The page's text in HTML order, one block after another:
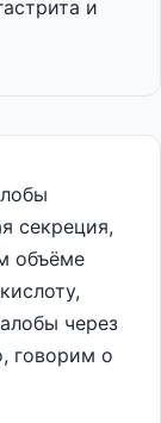
и
секреция,
объёме
через
говорим о